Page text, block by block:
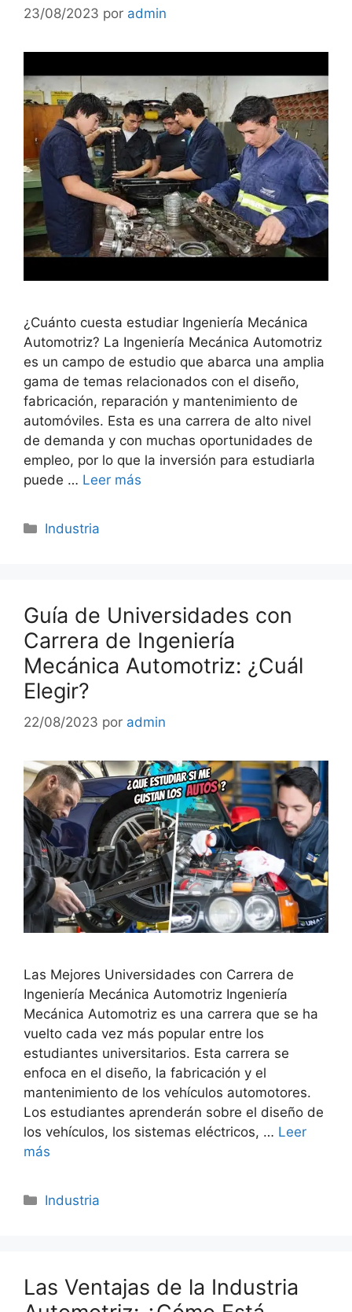
23/08/2023 por admin
¿Cuánto cuesta estudiar Ingeniería Mecánica
Automotriz? La Ingeniería Mecánica Automotriz
es un campo de estudio que abarca una amplia
gama de temas relacionados con el diseño,
fabricación, reparación y mantenimiento de
automóviles. Esta es una carrera de alto nivel
de demanda y con muchas oportunidades de
empleo, por lo que la inversión para estudiarla
puede … Leer más
Categorías
Industria
Guía de Universidades con
Carrera de Ingeniería
Mecánica Automotriz: ¿Cuál
Elegir?
22/08/2023 por admin
Las Mejores Universidades con Carrera de
Ingeniería Mecánica Automotriz Ingeniería
Mecánica Automotriz es una carrera que se ha
vuelto cada vez más popular entre los
estudiantes universitarios. Esta carrera se
enfoca en el diseño, la fabricación y el
mantenimiento de los vehículos automotores.
Los estudiantes aprenderán sobre el diseño de
los vehículos, los sistemas eléctricos, … Leer
más
Categorías
Industria
Las Ventajas de la Industria